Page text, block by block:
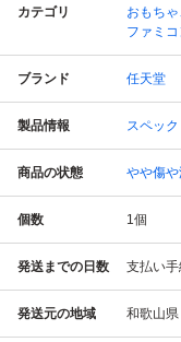
カテゴリ おもち
ファミコ
ブランド 任天堂
製品情報 スペッ
商品の状態 やや傷や
個数 1個
発送までの日数 支払い
発送元の地域 和歌山県